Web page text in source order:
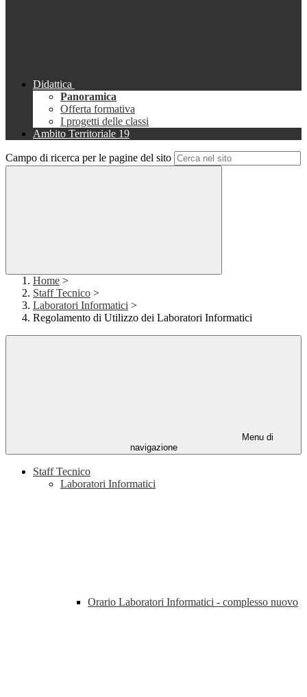
Didattica
Panoramica
Offerta formativa
I progetti delle classi
Ambito Territoriale 19
Campo di ricerca per le pagine del sito
Home >
Staff Tecnico >
Laboratori Informatici >
Regolamento di Utilizzo dei Laboratori Informatici
Menu di
navigazione
Staff Tecnico
Laboratori Informatici
Orario Laboratori Informatici - complesso nuovo